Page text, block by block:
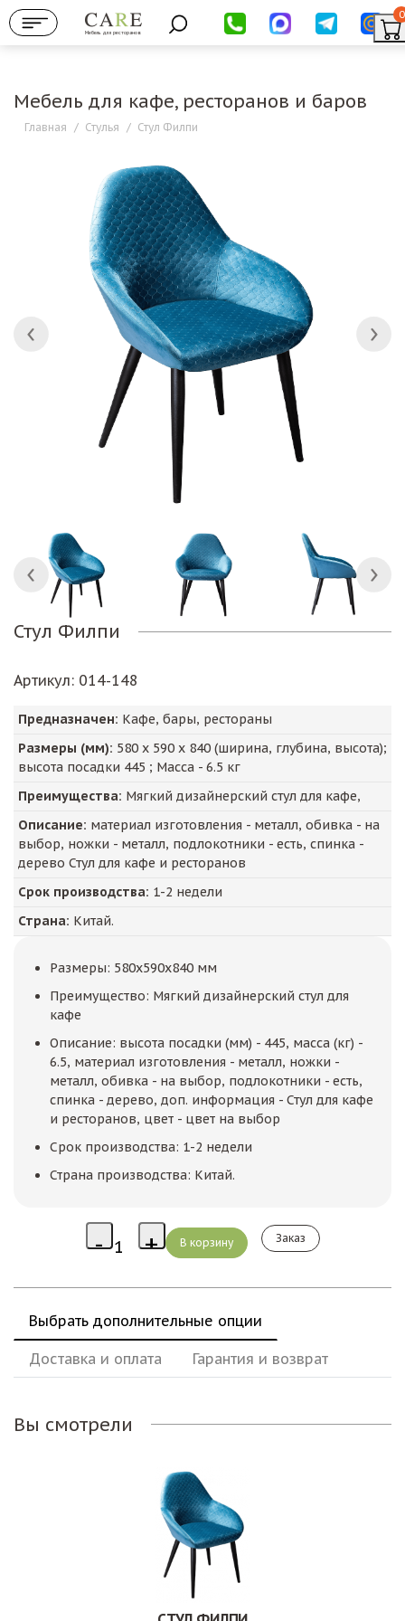
Мебель для ресторанов
0
Мебель для кафе, ресторанов и баров
Главная / Стулья / Стул Филпи
Стул Филпи
Артикул: 014-148
Предназначен: Кафе, бары, рестораны
Размеры (мм): 580 х 590 х 840 (ширина, глубина, высота);
высота посадки 445 ; Масса - 6.5 кг
Преимущества: Мягкий дизайнерский стул для кафе,
Описание: материал изготовления - металл, обивка - на
выбор, ножки - металл, подлокотники - есть, спинка -
дерево Стул для кафе и ресторанов
Срок производства: 1-2 недели
Страна: Китай.
Размеры: 580x590x840 мм
Преимущество: Мягкий дизайнерский стул для
кафе
Описание: высота посадки (мм) - 445, масса (кг) -
6.5, материал изготовления - металл, ножки -
металл, обивка - на выбор, подлокотники - есть,
спинка - дерево, доп. информация - Стул для кафе
и ресторанов, цвет - цвет на выбор
Срок производства: 1-2 недели
Страна производства: Китай.
Заказ
Выбрать дополнительные опции
Доставка и оплата Гарантия и возврат
Вы смотрели